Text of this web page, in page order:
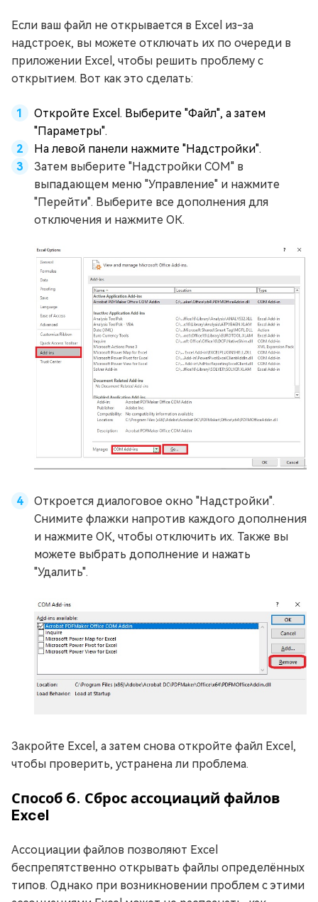
Если ваш файл не открывается в Excel из-за
надстроек, вы можете отключать их по очереди в
приложении Excel, чтобы решить проблему с
открытием. Вот как это сделать:
Откройте Excel. Выберите "Файл", а затем
"Параметры".
На левой панели нажмите "Надстройки".
Затем выберите "Надстройки COM" в
выпадающем меню "Управление" и нажмите
"Перейти". Выберите все дополнения для
отключения и нажмите ОК.
Откроется диалоговое окно "Надстройки".
Снимите флажки напротив каждого дополнения
и нажмите ОК, чтобы отключить их. Также вы
можете выбрать дополнение и нажать
"Удалить".
Закройте Excel, а затем снова откройте файл Excel,
чтобы проверить, устранена ли проблема.
Способ 6. Сброс ассоциаций файлов
Excel
Ассоциации файлов позволяют Excel
беспрепятственно открывать файлы определённых
типов. Однако при возникновении проблем с этими